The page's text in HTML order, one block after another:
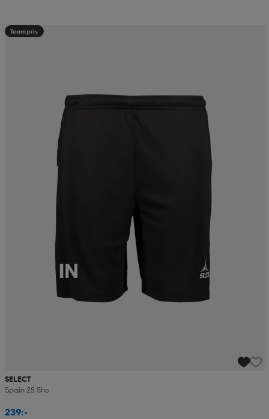
Teampris
SELECT
Spain 25 Sho
239:-